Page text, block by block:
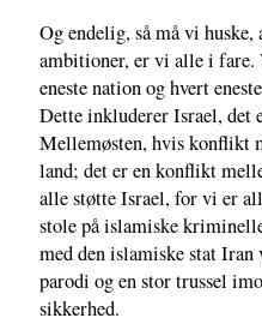
Og endelig, så må vi
ambitioner, er vi alle i fare.
eneste nation og hvert
Dette inkluderer Israel, det
Mellemøsten, hvis konflikt
land; det er en konflikt
alle støtte Israel, for vi er
stole på islamiske
med den islamiske stat Iran
parodi og en stor trussel
sikkerhed.